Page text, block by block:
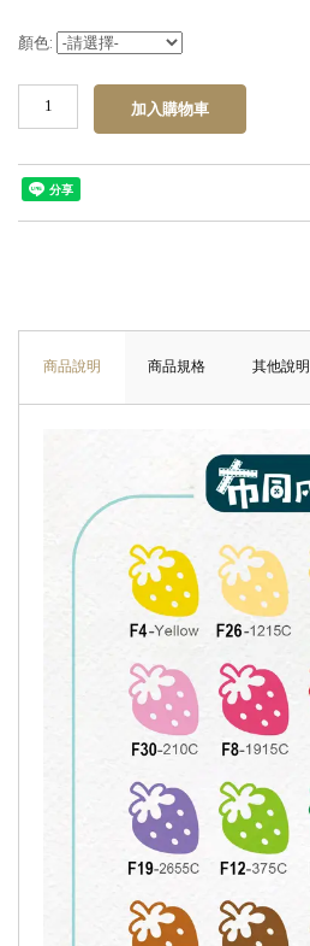
顏色:
商品說明 商品規格 其他說明